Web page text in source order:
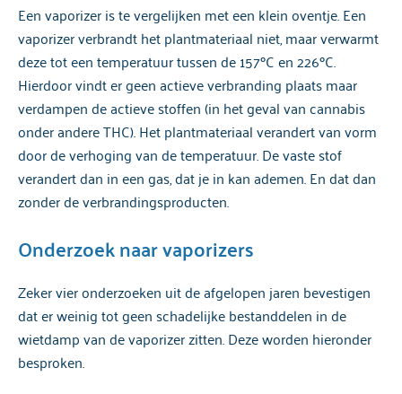
Een vaporizer is te vergelijken met een klein oventje. Een
vaporizer verbrandt het plantmateriaal niet, maar verwarmt
deze tot een temperatuur tussen de 157ºC en 226ºC.
Hierdoor vindt er geen actieve verbranding plaats maar
verdampen de actieve stoffen (in het geval van cannabis
onder andere THC). Het plantmateriaal verandert van vorm
door de verhoging van de temperatuur. De vaste stof
verandert dan in een gas, dat je in kan ademen. En dat dan
zonder de verbrandingsproducten.
Onderzoek naar vaporizers
Zeker vier onderzoeken uit de afgelopen jaren bevestigen
dat er weinig tot geen schadelijke bestanddelen in de
wietdamp van de vaporizer zitten. Deze worden hieronder
besproken.